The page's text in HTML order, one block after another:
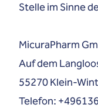
Stelle im Sinne
MicuraPharm
Auf dem
55270 Klein-
Telefon: